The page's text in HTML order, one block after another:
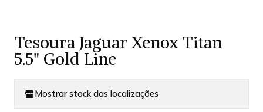
Tesoura Jaguar Xenox Titan
5.5" Gold Line
Mostrar stock das localizações